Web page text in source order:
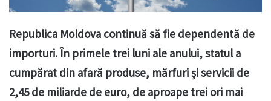
Republica Moldova continuă să fie dependentă de
importuri. În primele trei luni ale anului, statul a
cumpărat din afară produse, mărfuri și servicii de
2,45 de miliarde de euro, de aproape trei ori mai